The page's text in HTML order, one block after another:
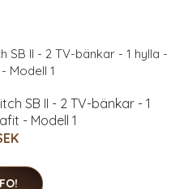
SB II - 2 TV-bänkar - 1
- Modell 1